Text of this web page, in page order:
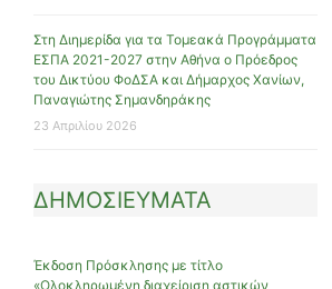
Στη Διημερίδα για τα Τομεακά Προγράμματα
ΕΣΠΑ 2021-2027 στην Αθήνα ο Πρόεδρος
του Δικτύου ΦοΔΣΑ και Δήμαρχος Χανίων,
Παναγιώτης Σημανδηράκης
23 Απριλίου 2026
ΔΗΜΟΣΙΕΥΜΑΤΑ
Έκδοση Πρόσκλησης με τίτλο
«Ολοκληρωμένη διαχείριση αστικών